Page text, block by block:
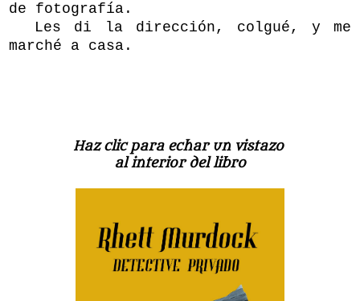
de fotografía.
Les di la dirección, colgué, y me
marché a casa.
Haz clic para echar un vistazo
al interior del libro